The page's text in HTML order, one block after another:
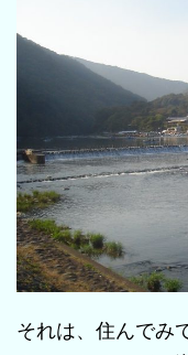
それは、住んでみ